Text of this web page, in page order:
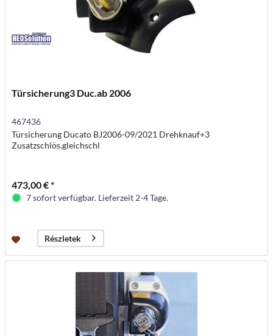
Türsicherung3 Duc.ab 2006
467436
Türsicherung Ducato BJ2006-09/2021 Drehknauf+3
Zusatzschlös.gleichschl
473,00 € *
7 sofort verfügbar. Lieferzeit 2-4 Tage.
Részletek